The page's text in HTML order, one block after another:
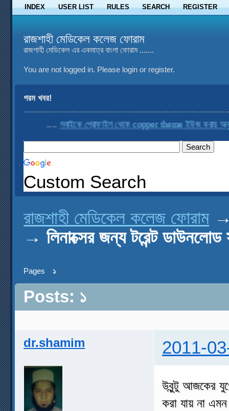
INDEX USER LIST RULES SEARCH REGISTER
রাজশাহী মেডিকেল কলেজ ফোরাম
রাজশাহী মেডিকেল এর একমাত্র বাংলা ফোরাম .......
You are not logged in. Please login or register.
গরম খবর!
....সবাইকে প্রোফাইল থেকে copper theme ইউজ করার
Custom Search
রাজশাহী মেডিকেল কলেজ ফোরাম
→লিনাক্সের জন্য টরেন্ট ডাউনলোড
Pages ১
Posts: ১
dr.shamim 2011-
উবুন্টু আজকের
করা যায় না